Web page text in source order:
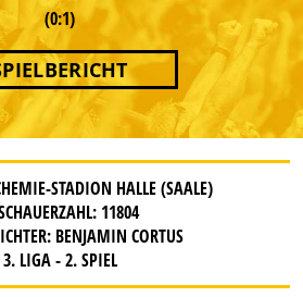
(0:1)
STADION HALLE (SAALE)
11804
BENJAMIN CORTUS
3. LIGA - 2. SPIEL